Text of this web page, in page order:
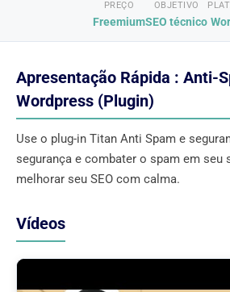
PREÇO
Freemium
OBJETIVO
SEO técnico
Apresentação Rápida : Anti-
Wordpress (Plugin)
Use o plug-in Titan Anti Spam e
segurança e combater o spam em seu
melhorar seu SEO com calma.
Vídeos